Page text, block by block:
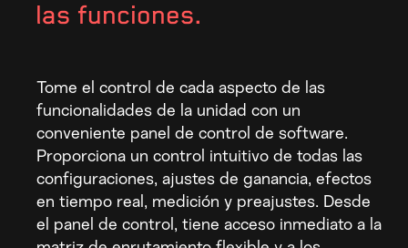
las funciones.
Tome el control de cada aspecto de las
funcionalidades de la unidad con un
conveniente panel de control de software.
Proporciona un control intuitivo de todas las
configuraciones, ajustes de ganancia, efectos
en tiempo real, medición y preajustes. Desde
el panel de control, tiene acceso inmediato a la